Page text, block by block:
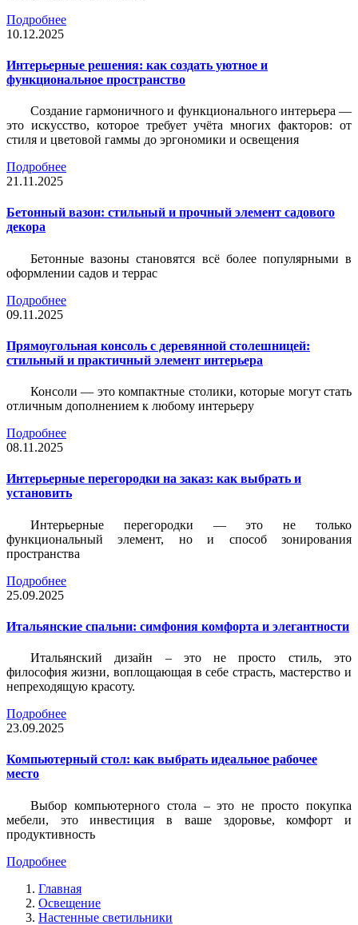
Подробнее
10.12.2025
Интерьерные решения: как создать уютное и
функциональное пространство
Создание гармоничного и функционального интерьера —
это искусство, которое требует учёта многих факторов: от
стиля и цветовой гаммы до эргономики и освещения
Подробнее
21.11.2025
Бетонный вазон: стильный и прочный элемент садового
декора
Бетонные вазоны становятся всё более популярными в
оформлении садов и террас
Подробнее
09.11.2025
Прямоугольная консоль с деревянной столешницей:
стильный и практичный элемент интерьера
Консоли — это компактные столики, которые могут стать
отличным дополнением к любому интерьеру
Подробнее
08.11.2025
Интерьерные перегородки на заказ: как выбрать и
установить
Интерьерные перегородки — это не только
функциональный элемент, но и способ зонирования
пространства
Подробнее
25.09.2025
Итальянские спальни: симфония комфорта и элегантности
Итальянский дизайн – это не просто стиль, это
философия жизни, воплощающая в себе страсть, мастерство и
непреходящую красоту.
Подробнее
23.09.2025
Компьютерный стол: как выбрать идеальное рабочее
место
Выбор компьютерного стола – это не просто покупка
мебели, это инвестиция в ваше здоровье, комфорт и
продуктивность
Подробнее
Главная
Освещение
Настенные светильники